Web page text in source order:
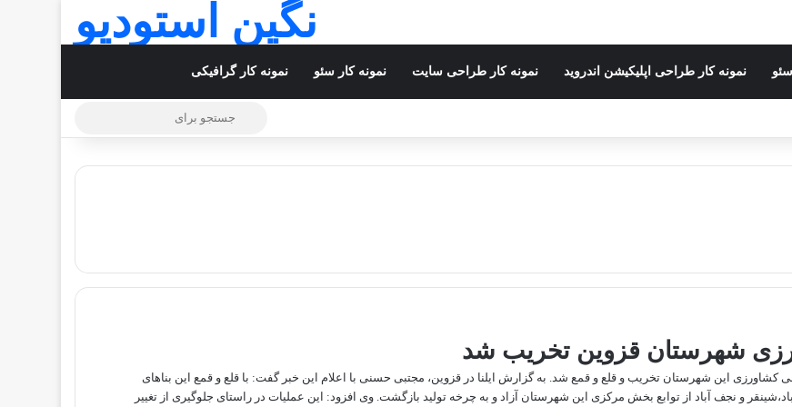
نگین استودیو
سئو نمونه کار طراحی اپلیکیشن اندروید نمونه کار طراحی سایت نمونه کار سئو نمونه کار گرافیکی
تغییر پوسته
جستجو
قزوین گفت: ۱۹ بنای غیرمجاز در اراضی کشاورزی این شهرستان تخریب و قلع و قمع شد. به گزارش ایلنا در قزوین، مجتبی حسنی با اعلام این خبر گفت: با قلع و قمع این بناهای
عبدل آباد،شینقر و نجف آباد از توابع بخش مرکزی این شهرستان آزاد و به چرخه تولید بازگشت. وی افزود: این عملیات در راستای جلوگیری از تغییر